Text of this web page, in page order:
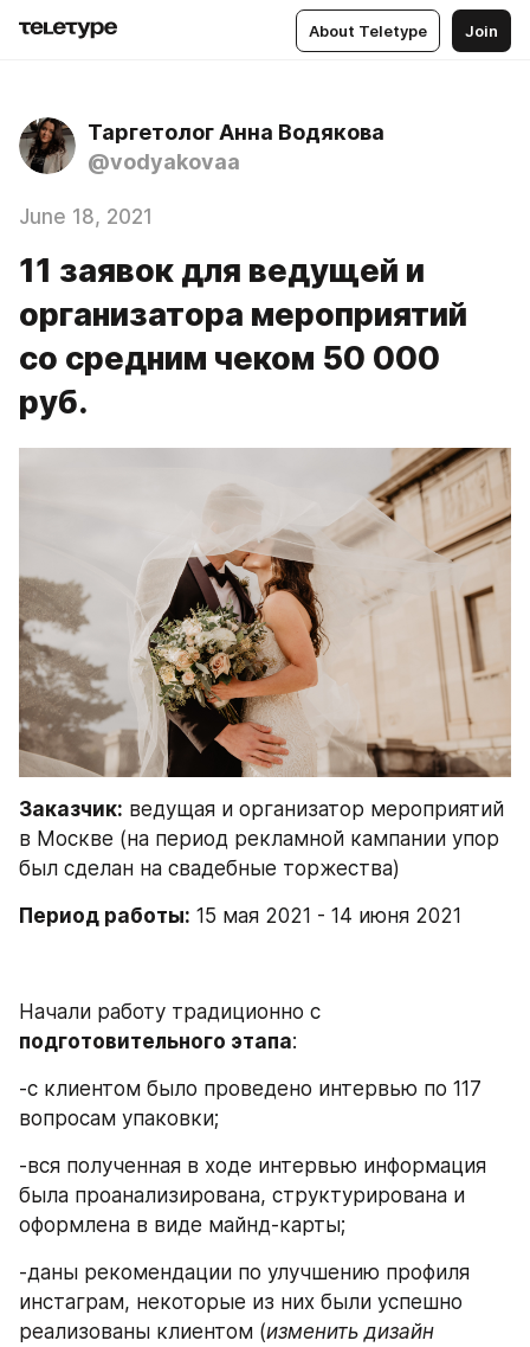
About Teletype Join
Таргетолог Анна Водякова
@vodyakovaa
June 18, 2021
11 заявок для ведущей и
организатора мероприятий
со средним чеком 50 000
руб.
Заказчик: ведущая и организатор мероприятий
в Москве (на период рекламной кампании упор
был сделан на свадебные торжества)
Период работы: 15 мая 2021 - 14 июня 2021
подготовительного этапа:
-с клиентом было проведено интервью по 117
вопросам упаковки;
-вся полученная в ходе интервью информация
была проанализирована, структурирована и
оформлена в виде майнд-карты;
-даны рекомендации по улучшению профиля
инстаграм, некоторые из них были успешно
реализованы клиентом (изменить дизайн